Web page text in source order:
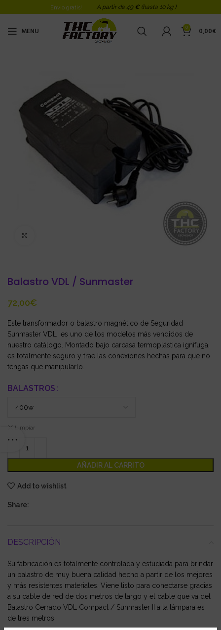
Envio gratis! A partir de 49 € (hasta 10 kg )
MENU 0 0,00€
Balastro VDL / Sunmaster
€
Este transformador o balastro magnético de Seguridad
Sunmaster VDL es uno de los modelos más vendidos de
nuestro catálogo. Montado bajo carcasa termoplástica ignífuga,
es totalmente seguro y trae las conexiones hechas para que no
tengas que manipularlo.
BALASTROS
Limpiar
AÑADIR AL CARRITO
Add to wishlist
Share:
DESCRIPCIÓN
Su fabricación es totalmente controlada y estudiada para brindar
un balastro de muy buena calidad hecho a partir de los mejores
y más resistentes materiales. Viene listo para conectarse gracias
a su cable de red de dos metros de largo y el cable que va del
Balastro Cerrado VDL Compact / Sunmaster II a la lámpara es
de tres metros.